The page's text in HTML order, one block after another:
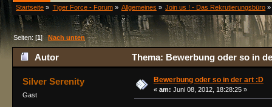
Startseite » Tiger Force - Forum» Allgemeines » Join us ! - Das Rekrutierungsbüro »
Seiten: [1]Nach unten
Autor Thema: Bewerbung oder so in
Silver Serenity
Gast
Bewerbung oder so in der art :D
« am: Juni 08, 2012, 18:28:25 »